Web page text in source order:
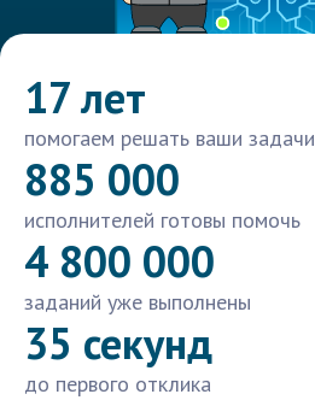
17 лет
помогаем решать ваши задачи
885 000
исполнителей готовы помочь
4 800 000
заданий уже выполнены
35 секунд
до первого отклика